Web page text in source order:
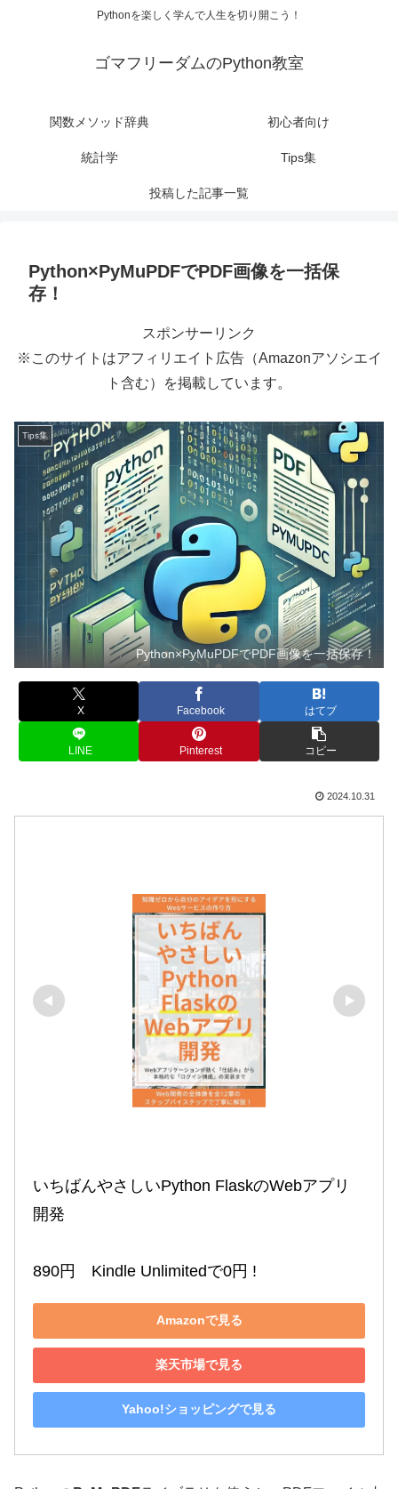
Pythonを楽しく学んで人生を切り開こう！
ゴマフリーダムのPython教室
関数メソッド辞典 初心者向け
統計学 Tips集
投稿した記事一覧
Python×PyMuPDFでPDF画像を一括保
存！
スポンサーリンク
※このサイトはアフィリエイト広告（Amazonアソシエイ
ト含む）を掲載しています。
Tips集
Python×PyMuPDFでPDF画像を一括保存！
X Facebook はてブ
LINE Pinterest コピー
2024.10.31
いちばんやさしいPython FlaskのWebアプリ
開発
890円　Kindle Unlimitedで0円 !
Amazonで見る
楽天市場で見る
Yahoo!ショッピングで見る